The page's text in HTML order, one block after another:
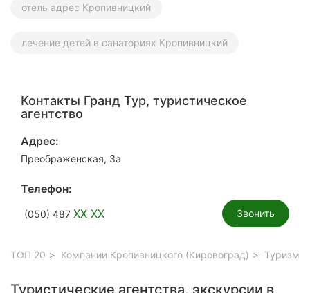
отель адрес Кропивницкий
лечение детей в санаториях Кропивницкий
Контакты Гранд Тур, туристическое
агентство
Адрес:
Преображенская, 3а
Телефон:
(050) 487 XX XX Звонить
ТОП 20 Компании Кропивницкого (Кировоград) Туризм,
Туристические агентства, экскурсии в